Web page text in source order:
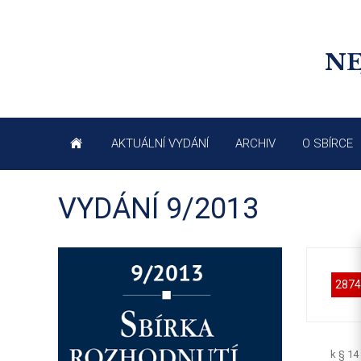
AKTUÁLNÍ VYDÁNÍ ARCHIV O SBÍRCE
VYDÁNÍ 9/2013
k §